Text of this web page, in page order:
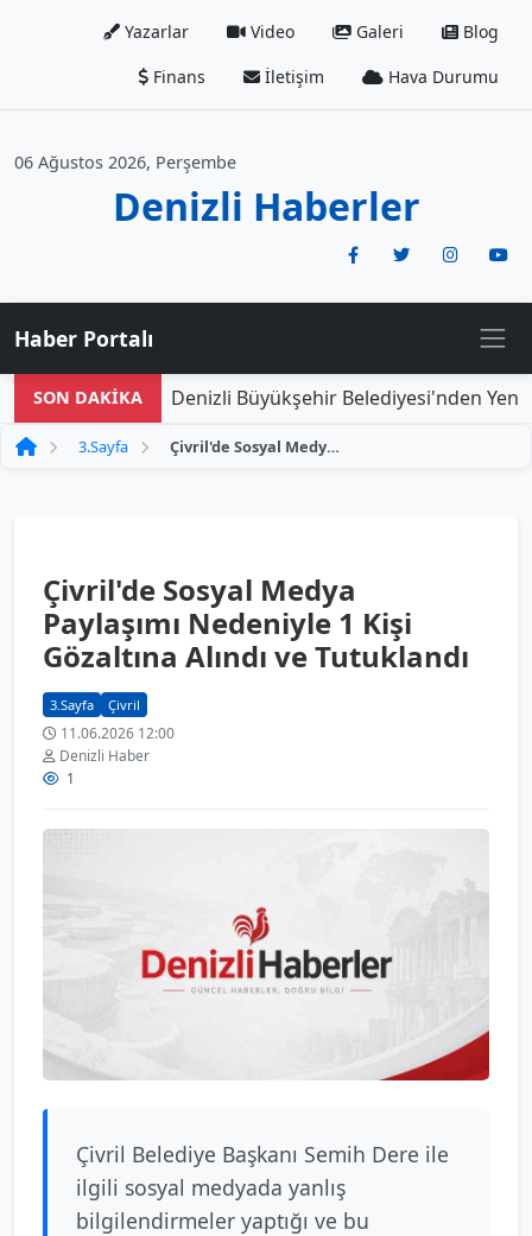
Yazarlar Video Galeri
Blog
Finans
İletişim Hava Durumu
06 Ağustos 2026, Perşembe
Denizli Haberler
Haber Portalı
SON DAKİKA Denizli Büyükşehir Belediyesi'nden Yeni
3.Sayfa Çivril'de Sosyal Medya Paylaşımı Nedeniyle 1 Kişi Gözaltına Alındı ve Tutuklandı
Çivril'de Sosyal Medya
Paylaşımı Nedeniyle 1 Kişi
Gözaltına Alındı ve Tutuklandı
3.Sayfa Çivril
11.06.2026 12:00
Denizli Haber
1
Çivril Belediye Başkanı Semih Dere ile
ilgili sosyal medyada yanlış
bilgilendirmeler yaptığı ve bu